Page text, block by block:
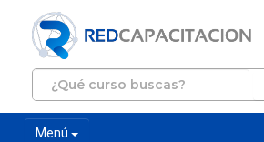
Menú